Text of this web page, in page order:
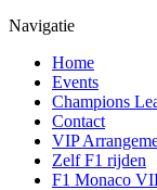
Navigatie
Home
Events
Champions
Contact
VIP
Zelf F1 rijden
F1 Monaco